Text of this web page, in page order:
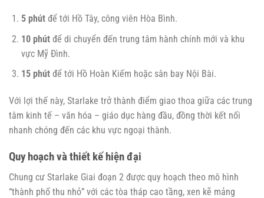
5 phútđể tới Hồ Tây, công viên Hòa Bình.
10 phútđể di chuyển đến trung tâm hành chính mới và khu
vực Mỹ Đình.
15 phútđể tới Hồ Hoàn Kiếm hoặc sân bay Nội Bài.
Với lợi thế này, Starlake trở thành điểm giao thoa giữa các trung
tâm kinh tế – văn hóa – giáo dục hàng đầu, đồng thời kết nối
nhanh chóng đến các khu vực ngoại thành.
Quy hoạch và thiết kế hiện đại
Chung cư Starlake Giai đoạn 2 được quy hoạch theo mô hình
“thành phố thu nhỏ” với các tòa tháp cao tầng, xen kẽ mảng